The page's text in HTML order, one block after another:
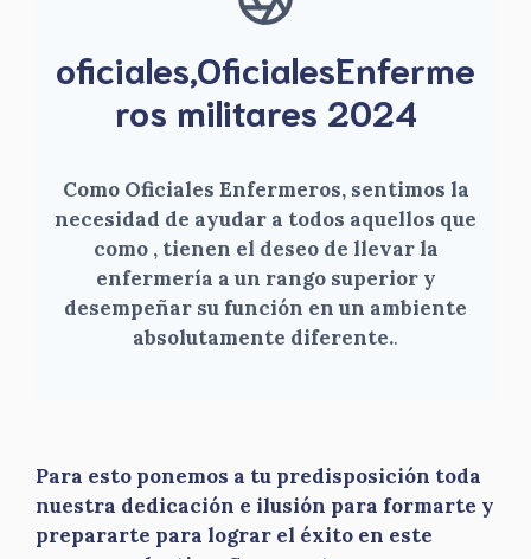
oficiales,OficialesEnferme
ros militares 2024
Como Oficiales Enfermeros, sentimos la
necesidad de ayudar a todos aquellos que
como , tienen el deseo de llevar la
enfermería a un rango superior y
desempeñar su función en un ambiente
absolutamente diferente..
Para esto ponemos a tu predisposición toda
nuestra dedicación e ilusión para formarte y
prepararte para lograr el éxito en este